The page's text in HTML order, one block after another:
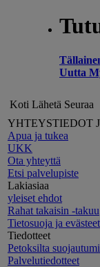
Uutta
Koti Lähetä Seuraa
YHTEYSTIEDOT
Apua ja tukea
UKK
Ota yhteyttä
Etsi palvelupiste
Lakiasiaa
yleiset ehdot
Rahat takaisin -takuu
Tietosuoja ja evästeet
Tiedotteet
Petoksilta
Palvelutiedotteet